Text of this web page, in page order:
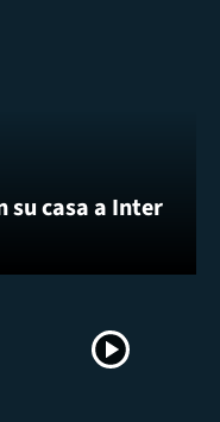
su casa a Inter